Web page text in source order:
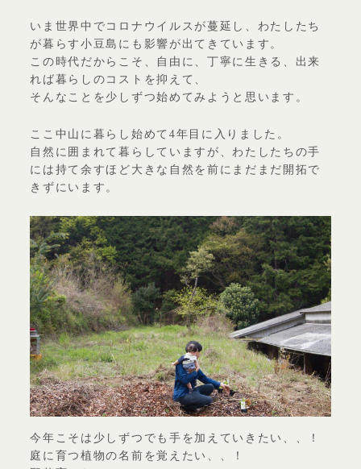
いま世界中でコロナウイルスが蔓延し、わたしたち
が暮らす小豆島にも影響が出てきています。
この時代だからこそ、自由に、丁寧に生きる、出来
れば暮らしのコストを抑えて、
そんなことを少しずつ始めてみようと思います。
ここ中山に暮らし始めて4年目に入りました。
自然に囲まれて暮らしていますが、わたしたちの手
には持て余すほど大きな自然を前にまだまだ開拓で
きずにいます。
今年こそは少しずつでも手を加えていきたい、、！
庭に育つ植物の名前を覚えたい、、！